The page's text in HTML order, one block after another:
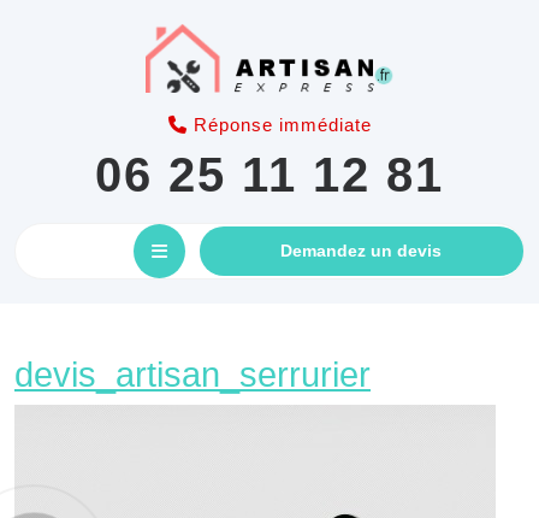
Réponse immédiate
06 25 11 12 81
Open
Demandez un devis
AN
devis_artisan_serrurier